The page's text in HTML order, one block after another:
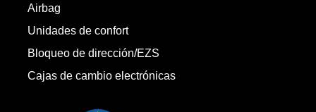
Airbag
Unidades de confort
Bloqueo de dirección/EZS
Cajas de cambio electrónicas